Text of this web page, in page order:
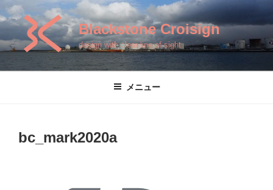
ン
ン
Blackstone Croisign
design with clear line of sight
メニュー
bc_mark2020a